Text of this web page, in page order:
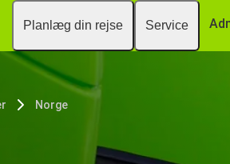
Planlæg din rejse Service
Norge